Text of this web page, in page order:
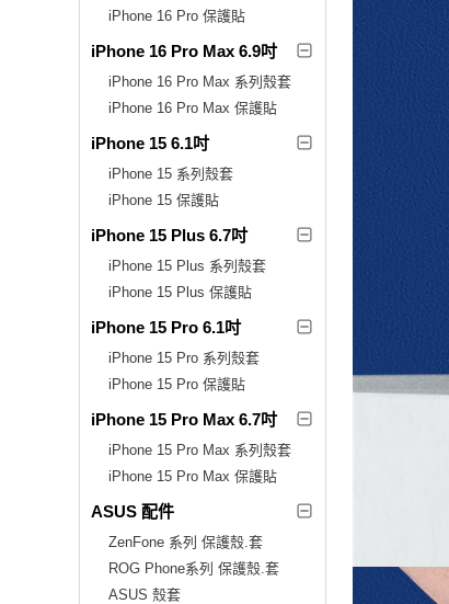
iPhone 16 Pro 保護貼
iPhone 16 Pro Max 6.9吋
iPhone 16 Pro Max 系列殼套
iPhone 16 Pro Max 保護貼
iPhone 15 6.1吋
iPhone 15 系列殼套
iPhone 15 保護貼
iPhone 15 Plus 6.7吋
iPhone 15 Plus 系列殼套
iPhone 15 Plus 保護貼
iPhone 15 Pro 6.1吋
iPhone 15 Pro 系列殼套
iPhone 15 Pro 保護貼
iPhone 15 Pro Max 6.7吋
iPhone 15 Pro Max 系列殼套
iPhone 15 Pro Max 保護貼
ASUS 配件
ZenFone 系列 保護殼.套
ROG Phone系列 保護殼.套
ASUS 殼套